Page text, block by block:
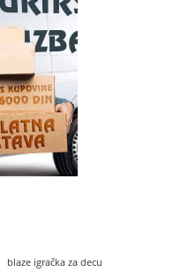
blaze igračka za decu